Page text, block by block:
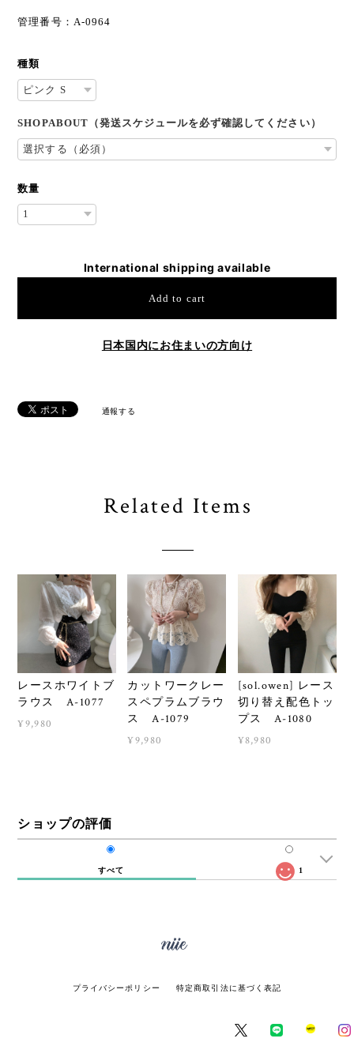
管理番号：A-0964
種類
SHOPABOUT（発送スケジュールを必ず確認してください）
数量
International shipping available
Add to cart
日本国内にお住まいの方向け
通報する
Related Items
レースホワイトブ
ラウス A-1077
¥9,980
カットワークレー
スペプラムブラウ
ス A-1079
¥9,980
[sol.owen] レース
切り替え配色トッ
プス A-1080
¥8,980
ショップの評価
すべて 1
プライバシーポリシー 特定商取引法に基づく表記